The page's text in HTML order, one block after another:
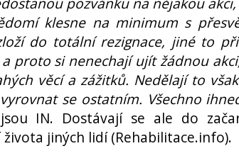
klesne na minimum s
do totální rezignace, jiné to
proto si nenechají ujít žádnou
věcí a zážitků. Nedělají to
se ostatním. Všechno
IN. Dostávají se ale do
jiných lidí (Rehabilitace.info).